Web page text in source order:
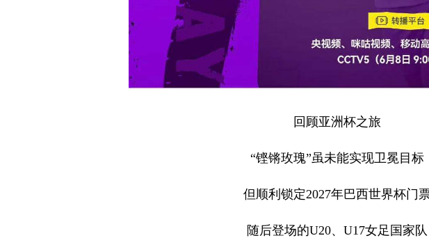
回顾亚洲杯之旅
“铿锵玫瑰”虽未能实现卫冕目标
但顺利锁定2027年巴西世界杯门
随后登场的U20、U17女足国家队